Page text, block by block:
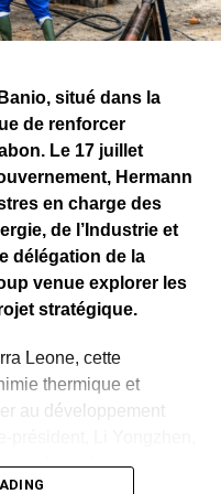
gabonais et
investissements de
autour du
minière, le bilan
de devenir une
Les
déployées
constituent autant
le rythme et
de ce projet stratégique
situé dans la
de renforcer
Le 17 juillet
Hermann
en charge des
de l’Industrie et
délégation de la
venue explorer les
stratégique.
Leone, cette
thermique et
au développement
et des mécanismes